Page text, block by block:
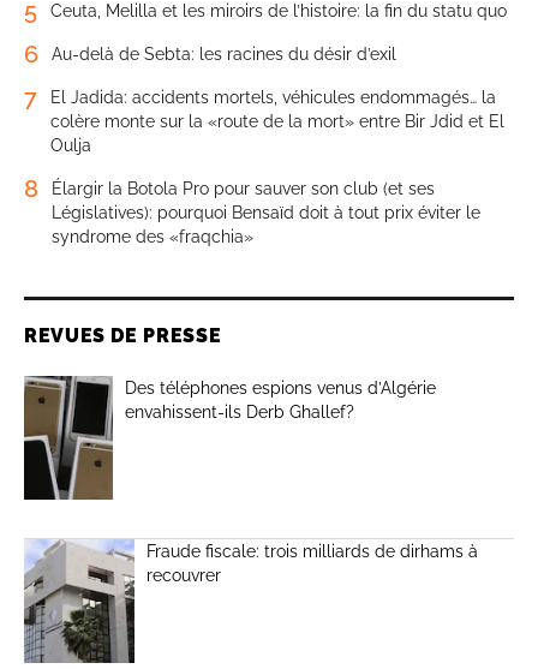
5 Ceuta, Melilla et les miroirs de l’histoire: la fin du statu quo
6 Au-delà de Sebta: les racines du désir d’exil
7
El Jadida: accidents mortels, véhicules endommagés… la
colère monte sur la «route de la mort» entre Bir Jdid et El
Oulja
8
Élargir la Botola Pro pour sauver son club (et ses
Législatives): pourquoi Bensaïd doit à tout prix éviter le
syndrome des «fraqchia»
REVUES DE PRESSE
Des téléphones espions venus d’Algérie
envahissent-ils Derb Ghallef?
Fraude fiscale: trois milliards de dirhams à
recouvrer